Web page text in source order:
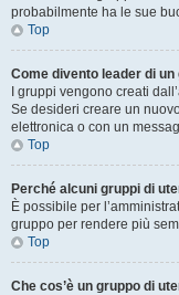
probabilmente ha le sue
Top
Come divento leader di un
I gruppi vengono creati
Se desideri creare un
elettronica o con un
Top
Perché alcuni gruppi di
È possibile per
gruppo per rendere più
Top
Che cos’è un gruppo di